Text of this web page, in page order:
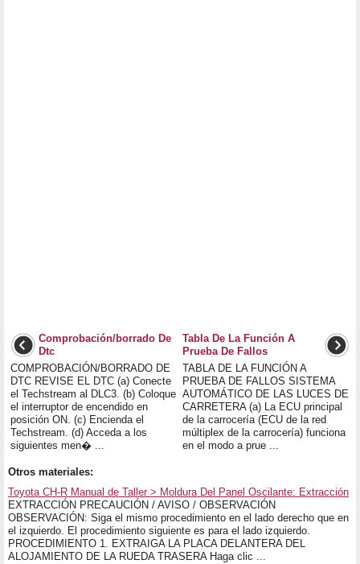
Comprobación/borrado De
Dtc
COMPROBACIÓN/BORRADO DE
DTC REVISE EL DTC (a) Conecte
el Techstream al DLC3. (b) Coloque
el interruptor de encendido en
posición ON. (c) Encienda el
Techstream. (d) Acceda a los
siguientes men� ...
Tabla De La Función A
Prueba De Fallos
TABLA DE LA FUNCIÓN A
PRUEBA DE FALLOS SISTEMA
AUTOMÁTICO DE LAS LUCES DE
CARRETERA (a) La ECU principal
de la carrocería (ECU de la red
múltiplex de la carrocería) funciona
en el modo a prue ...
Otros materiales:
Toyota CH-R Manual de Taller > Moldura Del Panel Oscilante: Extracción
EXTRACCIÓN PRECAUCIÓN / AVISO / OBSERVACIÓN
OBSERVACIÓN: Siga el mismo procedimiento en el lado derecho que en
el izquierdo. El procedimiento siguiente es para el lado izquierdo.
PROCEDIMIENTO 1. EXTRAIGA LA PLACA DELANTERA DEL
ALOJAMIENTO DE LA RUEDA TRASERA Haga clic ...